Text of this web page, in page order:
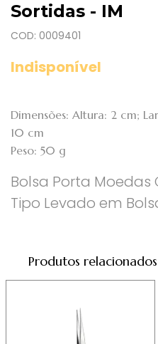
Sortidas - IM
COD: 0009401
Indisponível
Dimensões: Altura: 2 cm;
10 cm
Peso: 50 g
Bolsa Porta Moedas
Tipo Levado em
Produtos relacionados